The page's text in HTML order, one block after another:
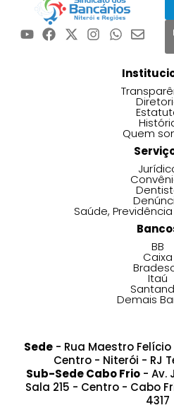
Quem
Saúde,
BB
Caixa
Itaú
Demais
Sede- Rua Maestro
Centro - Niterói - RJ
Sub-Sede Cabo Frio - Av.
Sala 215 - Centro - Cabo
4317